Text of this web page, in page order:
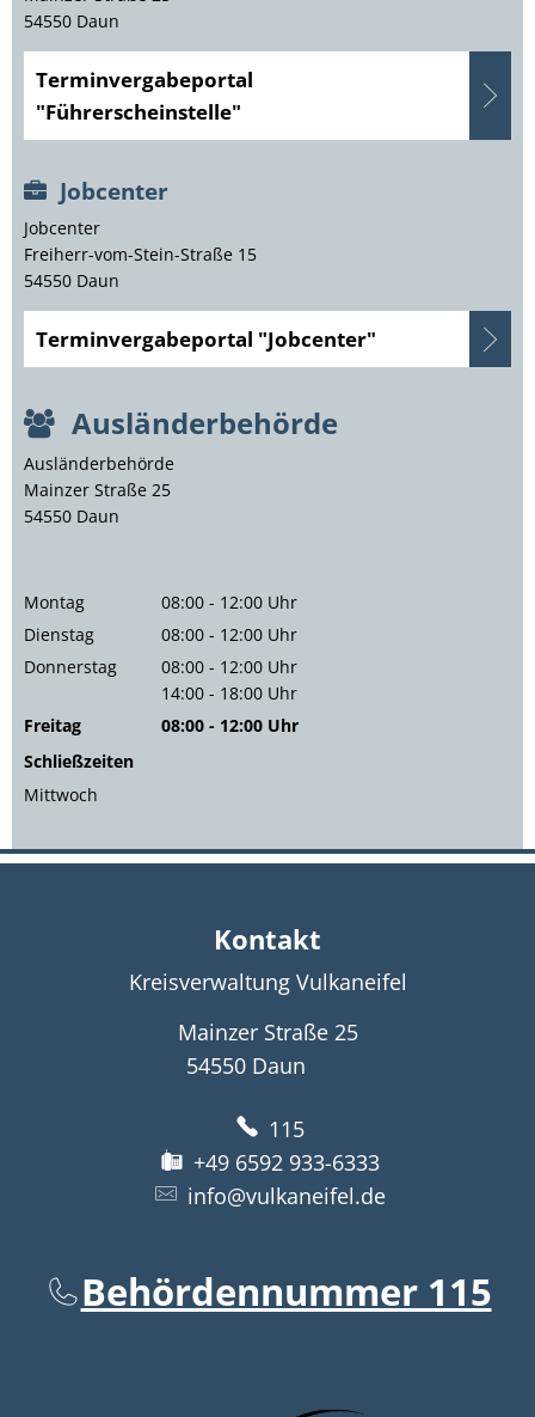
54550 Daun
Terminvergabeportal
"Führerscheinstelle"
Jobcenter
Jobcenter
Freiherr-vom-Stein-Straße 15
54550 Daun
Terminvergabeportal "Jobcenter"
Ausländerbehörde
Ausländerbehörde
Mainzer Straße 25
54550 Daun
Montag 08:00 - 12:00 Uhr
Von 08:00 bis 12:00 Uhr
Dienstag 08:00 - 12:00 Uhr
Von 08:00 bis 12:00 Uhr
Donnerstag 08:00 - 12:00 Uhr
Von 08:00 bis 12:00 Uhr
14:00 - 18:00 Uhr
Von 14:00 bis 18:00 Uhr
Freitag 08:00 - 12:00 Uhr
Schließzeiten
Mittwoch
Kontakt
Kreisverwaltung Vulkaneifel
Mainzer Straße 25
54550 Daun
115
+49 6592 933-6333
info@vulkaneifel.de
Behördennummer 115